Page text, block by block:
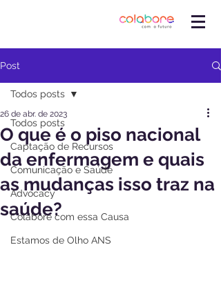
Post
Todos posts
Captação de Recursos
Comunicação e Saúde
Advocacy
Colabore com essa Causa
Estamos de Olho ANS
Todos posts
O que é o piso nacional
da enfermagem e quais
as mudanças isso traz na
saúde?
26 de abr. de 2023